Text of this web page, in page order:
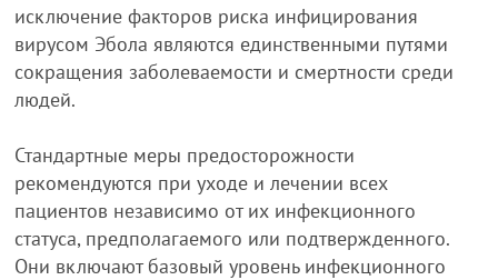
исключение факторов риска инфицирования
вирусом Эбола являются единственными путями
сокращения заболеваемости и смертности среди
людей.
Стандартные меры предосторожности
рекомендуются при уходе и лечении всех
пациентов независимо от их инфекционного
статуса, предполагаемого или подтвержденного.
Они включают базовый уровень инфекционного